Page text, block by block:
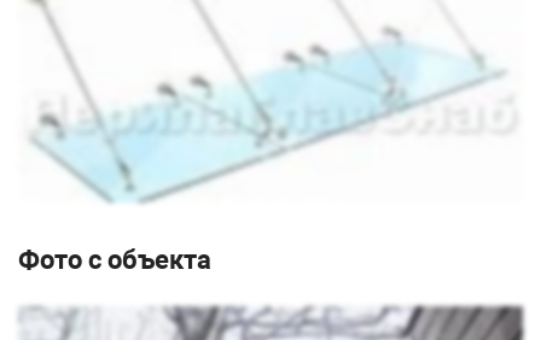
Идеально вписывается в любой дизайн.
Подчёркивает стремительность и лёгкость хай-
тэковских конструкций, добавляет необходимую
лёгкость входной группе блочных или кирпичных
зданий.
Не затеняет вход, но защищают от ультрафиолета.
Стеклянный козырёк позволяет солнечным лучам
освещать входную группу здания, но не пропускает
Идеально прозрачен.
утяжеляет конструкцию.
Небольшой вес козырька позволяет
Фото с объекта